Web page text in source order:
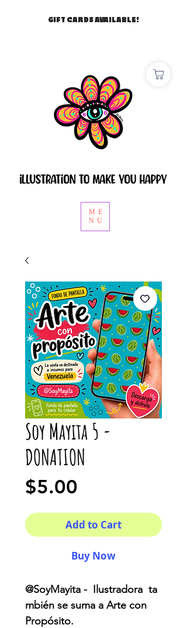
ME
NU
GIFT CARDS AVAILABLE!
Soy Mayita 5 -
DONATION
$5.00
Add to Cart
Buy Now
@SoyMayita - Ilustradora ta
mbién se suma a Arte con
Propósito.